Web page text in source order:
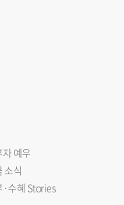
자 예우
소식
·수혜 Stories